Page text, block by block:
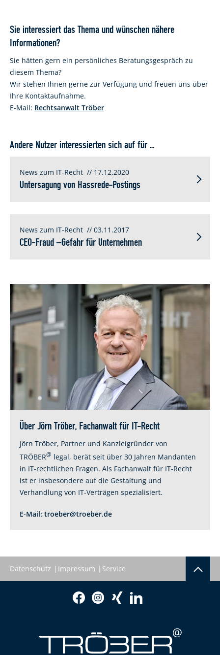
Sie interessiert das Thema und wünschen nähere
Informationen?
Sie hätten gern ein persönliches Beratungsgespräch zu
diesem Thema?
Wir stehen Ihnen gerne zur Verfügung und freuen uns über
Ihre Kontaktaufnahme.
E-Mail: Rechtsanwalt Tröber
Andere Nutzer interessierten sich auf für ...
News zum IT-Recht // 17.12.2020
Untersagung von Hassrede-Postings
News zum IT-Recht // 03.11.2017
CEO-Fraud –Gefahr für Unternehmen
Über Jörn Tröber, Fachanwalt für IT-Recht
Jörn Tröber, Partner und Kanzleigründer von
TRÖBER@ legal, berät seit über 30 Jahren Mandanten
in IT-rechtlichen Fragen. Als Fachanwalt für IT-Recht
ist er insbesondere auf die Gestaltung und
Verhandlung von IT-Verträgen spezialisiert.
E-Mail: troeber@troeber.de
Datenschutz Impressum Service